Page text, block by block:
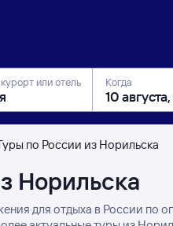
или отель Когда
по России из Норильска
Норильска
для отдыха в России по